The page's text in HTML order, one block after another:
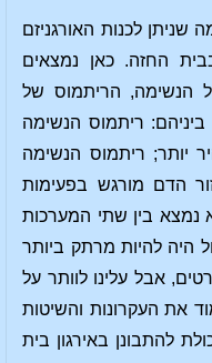
לכנות האורגניזם
החזה. כאן נמצאים
הנשימה, הריתמוס של
ריתמוס הנשימה
יותר; ריתמוס הנשימה
הדם מורגש בפעימות
נמצא בין שתי המערכות
היה להיות מרתק ביותר
אבל עלינו לוותר על
את העקרונות והשיטות
להתבונן באירגון בית